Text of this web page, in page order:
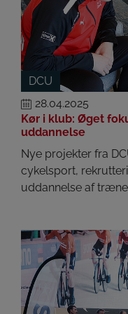
DCU
28.04.2025
Kør i klub: Øget
uddannelse
Nye projekter fra
cykelsport,
uddannelse af